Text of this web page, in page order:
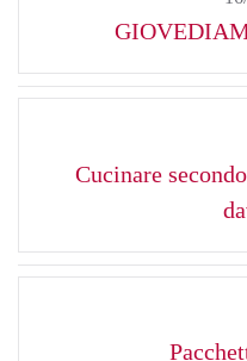
Cucinare